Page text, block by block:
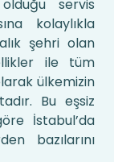
servis
kolaylıkla
şehri olan
ile tüm
ülkemizin
Bu eşsiz
İstabul’da
bazılarını